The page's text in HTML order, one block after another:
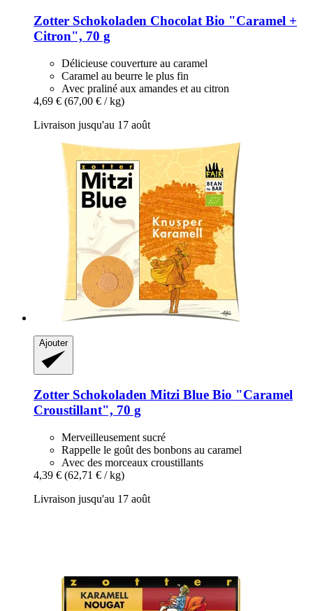
Zotter Schokoladen Chocolat Bio "Caramel +
Citron", 70 g
Délicieuse couverture au caramel
Caramel au beurre le plus fin
Avec praliné aux amandes et au citron
4,69 € (67,00 € / kg)
Livraison jusqu'au 17 août
Ajouter
Zotter Schokoladen Mitzi Blue Bio "Caramel
Croustillant", 70 g
Merveilleusement sucré
Rappelle le goût des bonbons au caramel
Avec des morceaux croustillants
4,39 € (62,71 € / kg)
Livraison jusqu'au 17 août